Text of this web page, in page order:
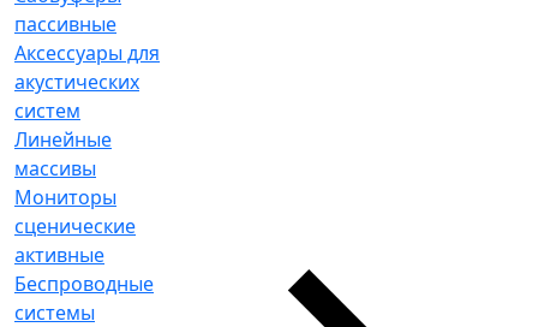
пассивные
Аксессуары для
акустических
систем
Линейные
массивы
Мониторы
сценические
активные
Беспроводные
системы